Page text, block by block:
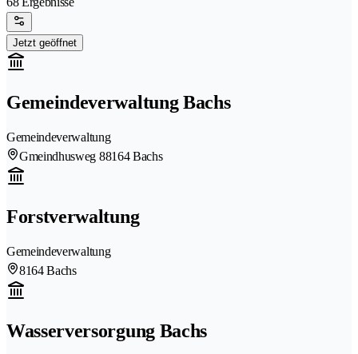
Jetzt geöffnet
Gemeindeverwaltung Bachs
Gemeindeverwaltung
Gmeindhusweg 88164 Bachs
Forstverwaltung
Gemeindeverwaltung
8164 Bachs
Wasserversorgung Bachs